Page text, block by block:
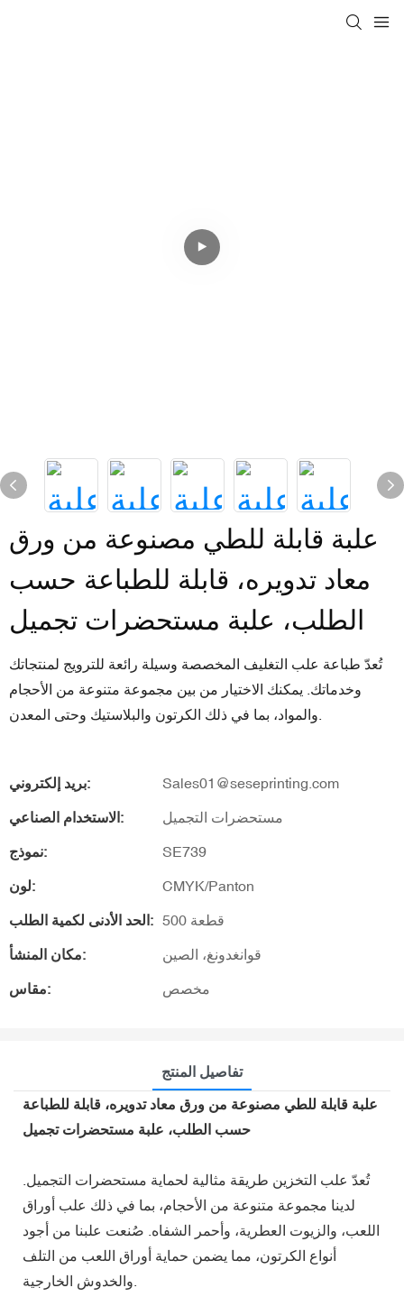
علبة قابلة للطي مصنوعة من ورق
معاد تدويره، قابلة للطباعة حسب
الطلب، علبة مستحضرات تجميل
تُعدّ طباعة علب التغليف المخصصة وسيلة رائعة للترويج لمنتجاتك
وخدماتك. يمكنك الاختيار من بين مجموعة متنوعة من الأحجام
بريد إلكتروني: Sales01@seseprinting.com
الاستخدام الصناعي: مستحضرات التجميل
نموذج: SE739
لون: CMYK/Panton
الحد الأدنى لكمية الطلب: 500 قطعة
مكان المنشأ: قوانغدونغ، الصين
مقاس: مخصص
تفاصيل المنتج
علبة قابلة للطي مصنوعة من ورق معاد تدويره، قابلة للطباعة
حسب الطلب، علبة مستحضرات تجميل
تُعدّ علب التخزين طريقة مثالية لحماية مستحضرات التجميل.
لدينا مجموعة متنوعة من الأحجام، بما في ذلك علب أوراق
اللعب، والزيوت العطرية، وأحمر الشفاه. صُنعت علبنا من أجود
أنواع الكرتون، مما يضمن حماية أوراق اللعب من التلف